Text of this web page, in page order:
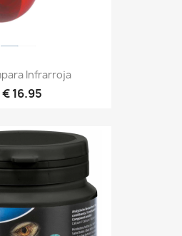
Infrarroja...
16.95 €